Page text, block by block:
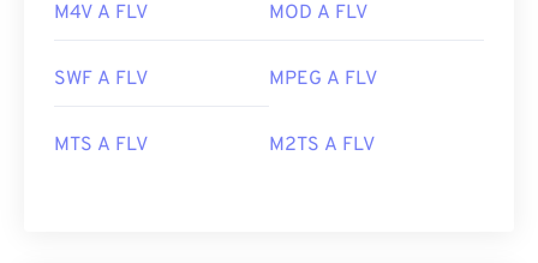
M4V A FLV MOD A FLV
SWF A FLV MPEG A FLV
MTS A FLV M2TS A FLV